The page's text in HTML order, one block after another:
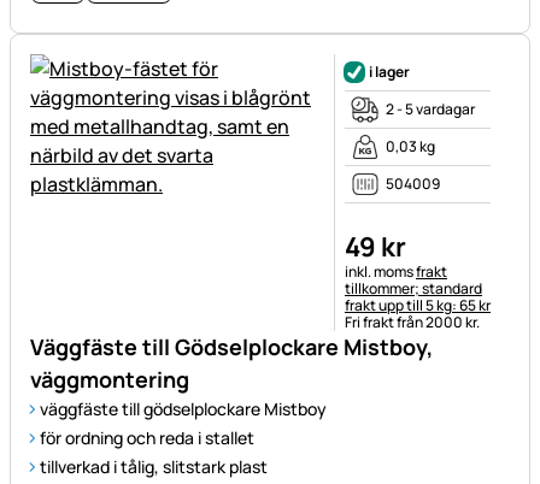
Väggfäste till Gödselplockare Mistboy,
väggmontering
väggfäste till gödselplockare Mistboy
för ordning och reda i stallet
tillverkad i tålig, slitstark plast
i lager
2 - 5 vardagar
0,03 kg
504009
49 kr
Skatteinformation:
inkl. momsfrakt
tillkommer; standard
frakt upp till 5 kg: 65 kr
Fri frakt från 2000 kr.